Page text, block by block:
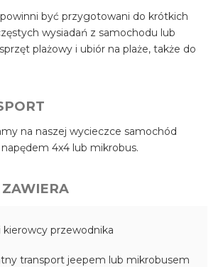
być przygotowani do krótkich
wysiadań z samochodu lub
plażowy i ubiór na plaże, także do
na naszej wycieczce samochód
4x4 lub mikrobus.
ZAWIERA
kierowcy przewodnika
transport jeepem lub mikrobusem